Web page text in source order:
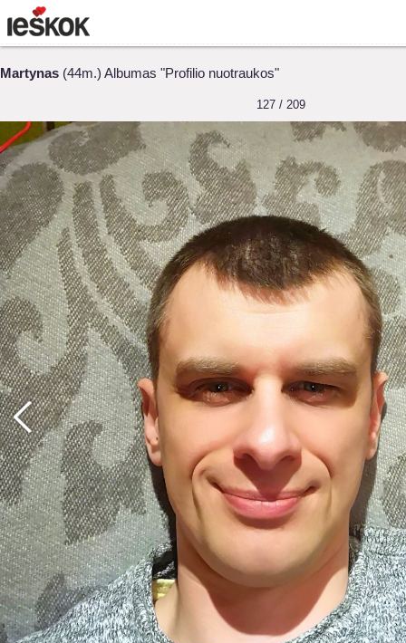
Martynas (44m.) Albumas "Profilio nuotraukos"
127 / 209